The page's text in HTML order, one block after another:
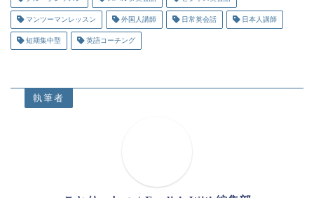
マンツーマンレッスン 外国人講師 日常英会話 日本人講師
短期集中型 英語コーチング
執筆者